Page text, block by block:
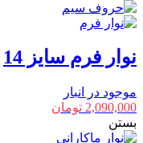
نوار فرم سایز 14
موجود در انبار
2,090,000 تومان
بستن